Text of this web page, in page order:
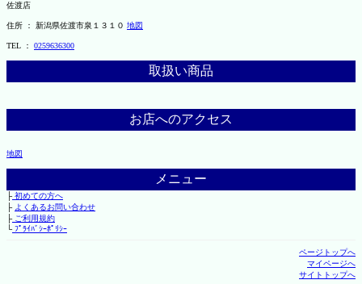
佐渡店
住所 ： 新潟県佐渡市泉１３１０ 地図
TEL ： 0259636300
取扱い商品
お店へのアクセス
地図
メニュー
├初めての方へ
├ よくあるお問い合わせ
├ご利用規約
└ﾌﾟﾗｲﾊﾞｼｰﾎﾟﾘｼｰ
ページトップへ
マイページへ
サイトトップへ